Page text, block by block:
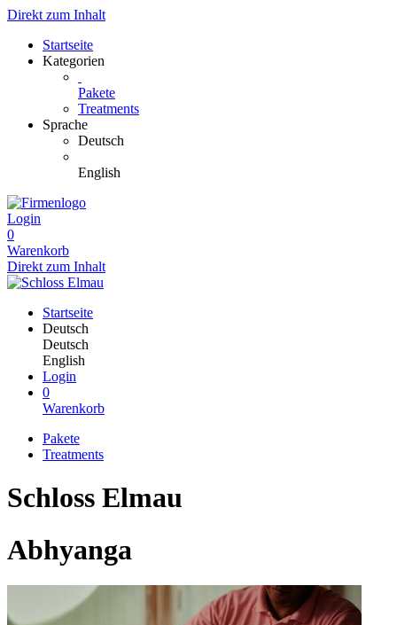
Direkt zum Inhalt
Startseite
Kategorien
Pakete
Treatments
Sprache
Deutsch
English
Login
0
Warenkorb
Direkt zum Inhalt
Startseite
Deutsch
Deutsch
English
Login
0
Warenkorb
Pakete
Treatments
Schloss Elmau
Abhyanga